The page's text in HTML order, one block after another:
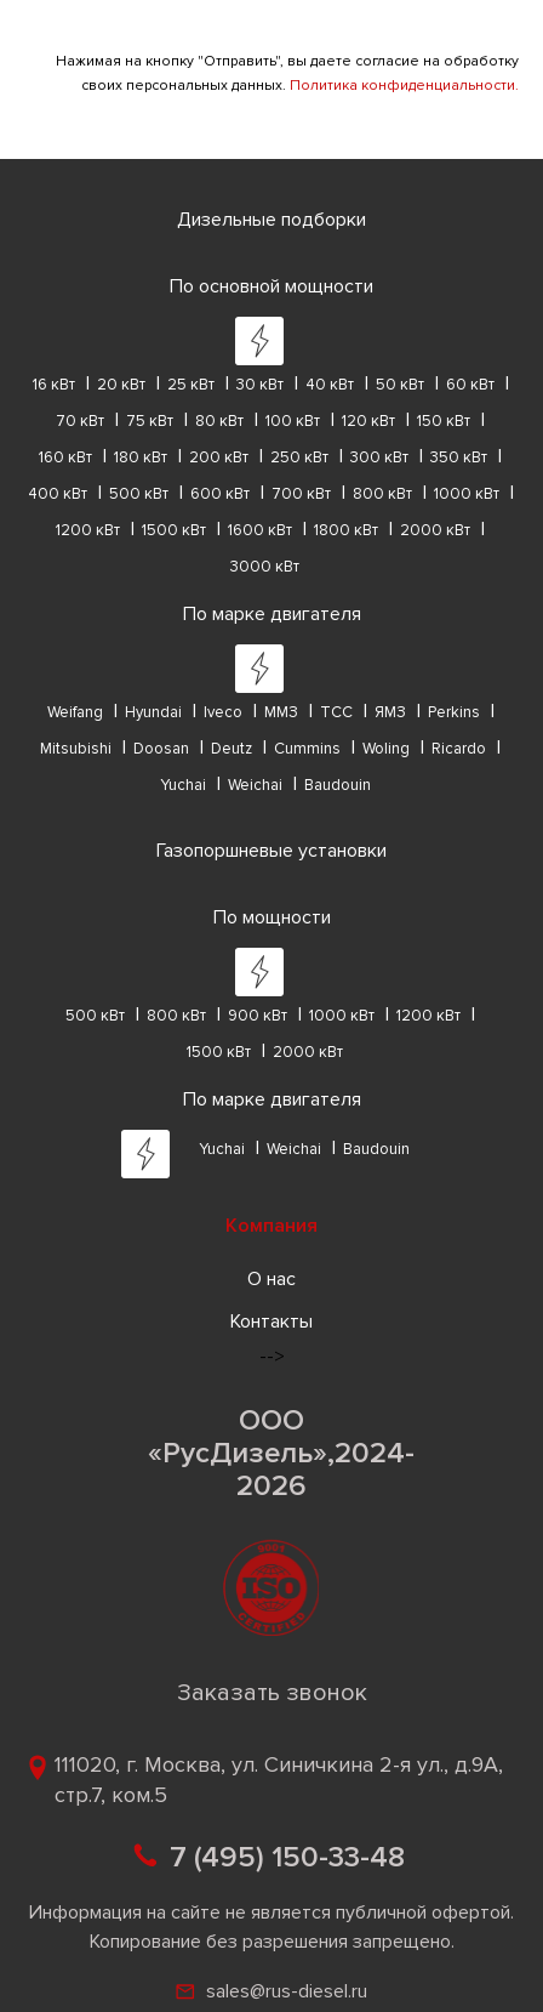
Нажимая на кнопку "Отправить", вы даете согласие на обработку
своих персональных данных. Политика конфиденциальности.
Дизельные подборки
По основной мощности
16 кВт 20 кВт 25 кВт 30 кВт 40 кВт 50 кВт
60 кВт
70 кВт
75 кВт 80 кВт 100 кВт 120 кВт
150 кВт
160 кВт
180 кВт 200 кВт 250 кВт 300 кВт
350 кВт
400 кВт
500 кВт 600 кВт 700 кВт 800 кВт
1000 кВт
1200 кВт
1500 кВт 1600 кВт 1800 кВт
2000 кВт
3000 кВт
По марке двигателя
Weifang Hyundai Iveco ММЗ ТСС ЯМЗ
Perkins
Mitsubishi
Doosan Deutz Cummins Woling
Ricardo
Yuchai
Weichai Baudouin
Газопоршневые установки
По мощности
500 кВт 800 кВт 900 кВт 1000 кВт
1200 кВт
1500 кВт
2000 кВт
По марке двигателя
Yuchai Weichai Baudouin
Компания
О нас
Контакты
-->
ООО
«РусДизель»,2024-
2026
Заказать звонок
111020, г. Москва, ул. Синичкина 2-я ул., д.9А,
стр.7, ком.5
7 (495) 150-33-48
Информация на сайте не является публичной офертой.
Копирование без разрешения запрещено.
sales@rus-diesel.ru